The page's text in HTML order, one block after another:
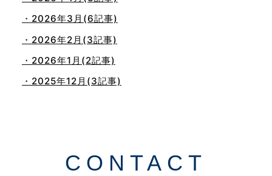
・2026年3月(6記事)
・2026年2月(3記事)
・2026年1月(2記事)
・2025年12月(3記事)
・2025年8月(2記事)
CONTACT